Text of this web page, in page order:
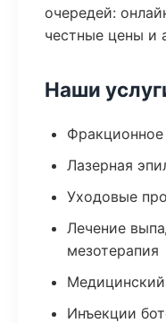
очередей:
честные цены и
Наши
Лазерная
Уходовые
Лечение
мезотерапия
Инъекции